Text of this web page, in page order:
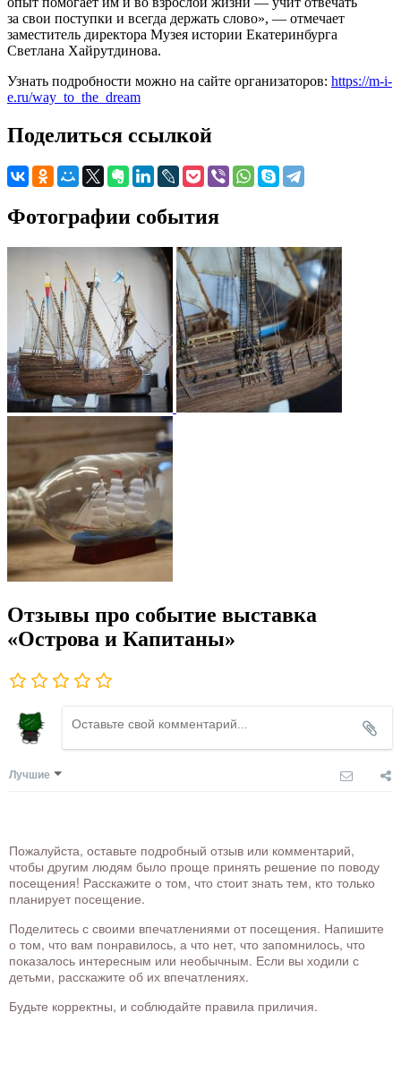
за свои поступки и всегда держать слово», — отмечает
заместитель директора Музея истории Екатеринбурга
Светлана Хайрутдинова.
Узнать подробности можно на сайте организаторов: https://m-i-
e.ru/way_to_the_dream
Поделиться ссылкой
Фотографии события
Отзывы про событие выставка
«Острова и Капитаны»
Лучшие
Пожалуйста, оставьте подробный отзыв или комментарий,
чтобы другим людям было проще принять решение по поводу
посещения! Расскажите о том, что стоит знать тем, кто только
планирует посещение.
Поделитесь с своими впечатлениями от посещения. Напишите
о том, что вам понравилось, а что нет, что запомнилось, что
показалось интересным или необычным. Если вы ходили с
детьми, расскажите об их впечатлениях.
Будьте корректны, и соблюдайте правила приличия.